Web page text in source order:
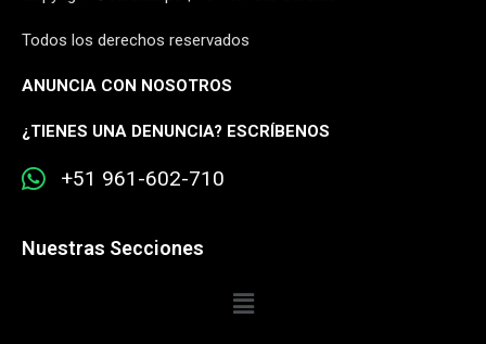
Todos los derechos reservados
ANUNCIA CON NOSOTROS
¿TIENES UNA DENUNCIA? ESCRÍBENOS
+51 961-602-710
Nuestras Secciones